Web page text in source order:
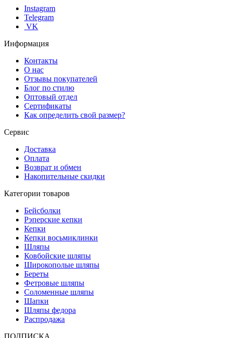
Instagram
Telegram
VK
Информация
Контакты
О нас
Отзывы покупателей
Блог по стилю
Оптовый отдел
Сертификаты
Как определить свой размер?
Сервис
Доставка
Оплата
Возврат и обмен
Накопительные скидки
Категории товаров
Бейсболки
Рэперские кепки
Кепки
Кепки восьмиклинки
Шляпы
Ковбойские шляпы
Широкополые шляпы
Береты
Фетровые шляпы
Соломенные шляпы
Шапки
Шляпы федора
Распродажа
ПОДПИСКА